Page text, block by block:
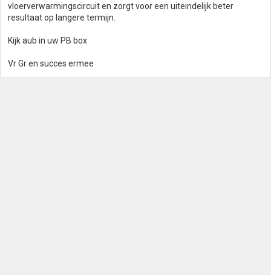
vloerverwarmingscircuit en zorgt voor een uiteindelijk beter
resultaat op langere termijn.
Kijk aub in uw PB box
Vr Gr en succes ermee